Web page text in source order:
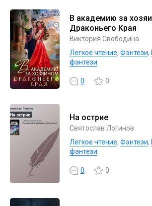
В академию за
Драконьего Края
Виктория Свободина
Легкое чтение, Фэнтези,
фэнтези
0 0
На острие
Святослав Логинов
Легкое чтение, Фэнтези,
фэнтези
0 0